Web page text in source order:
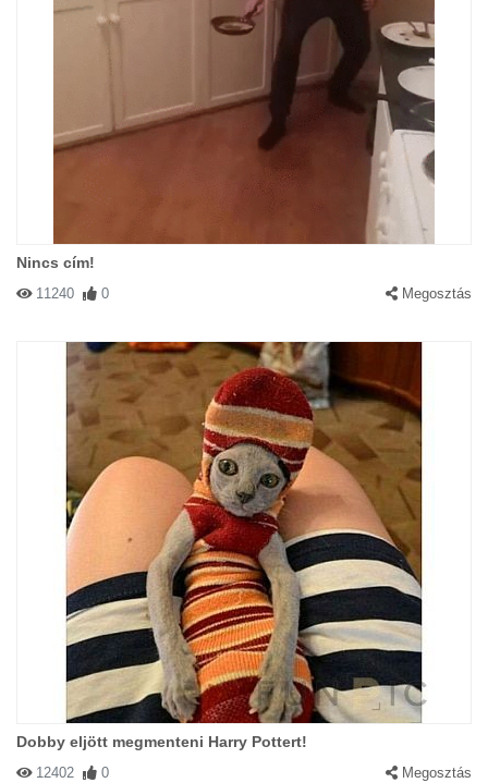
Nincs cím!
11240 0 Megosztás
Dobby eljött megmenteni Harry Pottert!
12402 0 Megosztás